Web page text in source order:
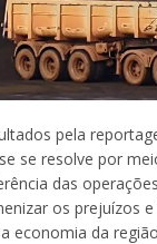
pela
se resolve por
das
os prejuízos
economia da